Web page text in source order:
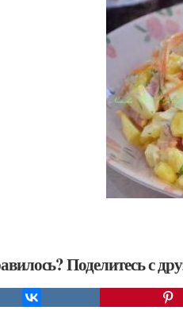
Поделитесь с